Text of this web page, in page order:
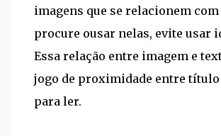
imagens que se relacionem
procure ousar nelas, evite usar
Essa relação entre imagem e
jogo de proximidade entre título
para ler.